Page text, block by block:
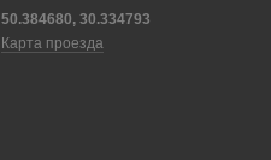
50.384680, 30.334793
Карта проезда